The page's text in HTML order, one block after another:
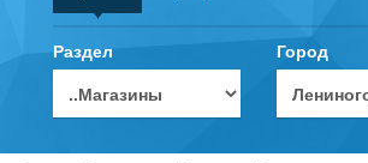
Раздел Город